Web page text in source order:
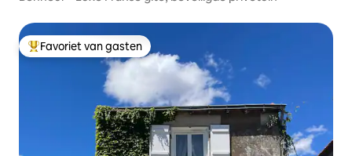
Topfavoriet van gasten
Favoriet van gasten